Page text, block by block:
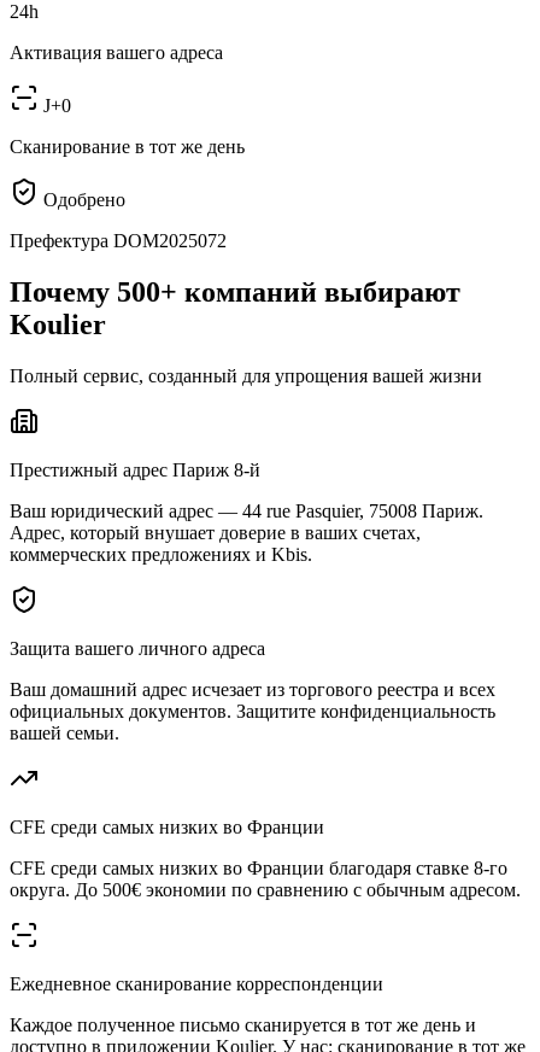
24h
Активация вашего адреса
J+0
Сканирование в тот же день
Одобрено
Префектура DOM2025072
Почему 500+ компаний выбирают
Koulier
Полный сервис, созданный для упрощения вашей жизни
Престижный адрес Париж 8-й
Ваш юридический адрес — 44 rue Pasquier, 75008 Париж.
Адрес, который внушает доверие в ваших счетах,
коммерческих предложениях и Kbis.
Защита вашего личного адреса
Ваш домашний адрес исчезает из торгового реестра и всех
официальных документов. Защитите конфиденциальность
вашей семьи.
CFE среди самых низких во Франции
CFE среди самых низких во Франции благодаря ставке 8-го
округа. До 500€ экономии по сравнению с обычным адресом.
Ежедневное сканирование корреспонденции
Каждое полученное письмо сканируется в тот же день и
доступно в приложении Koulier. У нас: сканирование в тот же